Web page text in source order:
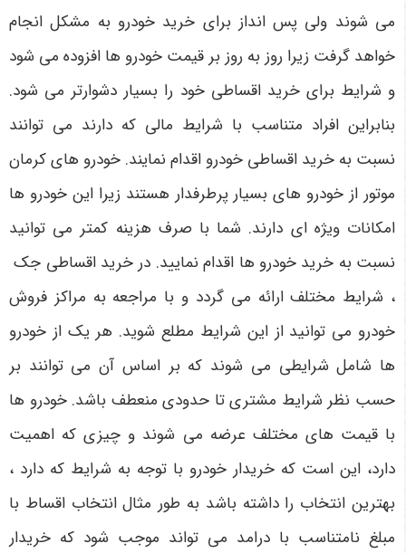
می ‌شوند ولی پس ‌انداز برای خرید خودرو به مشکل انجام
خواهد گرفت زیرا روز به روز بر قیمت خودرو ها افزوده می ‌شود
و شرایط برای خرید اقساطی خود را بسیار دشوارتر می‌ شود.
بنابراین افراد متناسب با شرایط مالی که دارند می ‌توانند
نسبت به خرید اقساطی خودرو اقدام نمایند. خودرو های کرمان
موتور از خودرو های بسیار پرطرفدار هستند زیرا این خودرو ها
امکانات ویژه‌ ای دارند. شما با صرف هزینه کمتر می توانید
نسبت به خرید خودرو ها اقدام نمایید. در خرید اقساطی جک
، شرایط مختلف ارائه می گردد و با مراجعه به مراکز فروش
خودرو می توانید از این شرایط مطلع شوید. هر یک از خودرو
ها شامل شرایطی می شوند که بر اساس آن می توانند بر
حسب نظر شرایط مشتری تا حدودی منعطف باشد. خودرو ها
با قیمت های مختلف عرضه می شوند و چیزی که اهمیت
دارد، این است که خریدار خودرو با توجه به شرایط که دارد ،
بهترین انتخاب را داشته باشد به طور مثال انتخاب اقساط با
مبلغ نامتناسب با درامد می تواند موجب شود که خریدار